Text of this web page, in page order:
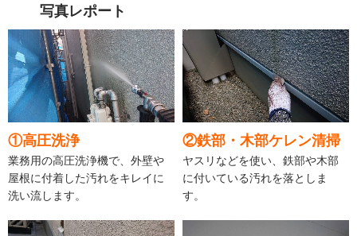
写真レポート
①高圧洗浄
業務用の高圧洗浄機で、外壁や
屋根に付着した汚れをキレイに
洗い流します。
②鉄部・木部ケレン清掃
ヤスリなどを使い、鉄部や木部
に付いている汚れを落としま
す。